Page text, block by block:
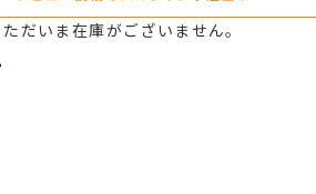
だいま在庫がございません。